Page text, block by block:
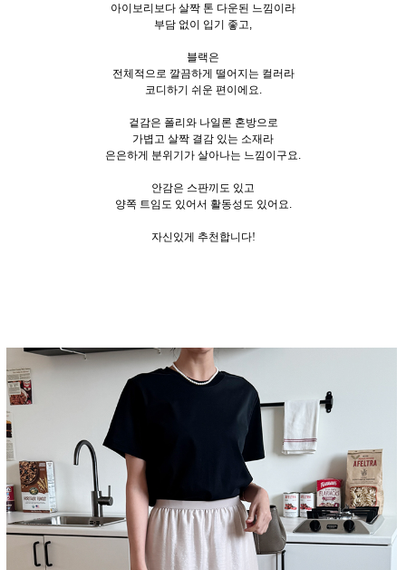
아이보리보다 살짝 톤 다운된 느낌이라
부담 없이 입기 좋고,
블랙은
전체적으로 깔끔하게 떨어지는 컬러라
코디하기 쉬운 편이에요.
겉감은 폴리와 나일론 혼방으로
가볍고 살짝 결감 있는 소재라
은은하게 분위기가 살아나는 느낌이구요.
안감은 스판끼도 있고
양쪽 트임도 있어서 활동성도 있어요.
자신있게 추천합니다!